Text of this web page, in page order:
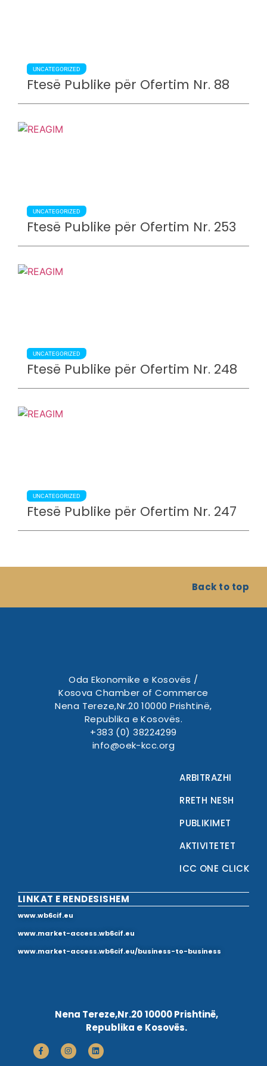
UNCATEGORIZED
Ftesë Publike për Ofertim Nr. 88
UNCATEGORIZED
Ftesë Publike për Ofertim Nr. 253
UNCATEGORIZED
Ftesë Publike për Ofertim Nr. 248
UNCATEGORIZED
Ftesë Publike për Ofertim Nr. 247
Back to top
Oda Ekonomike e Kosovës /
Kosova Chamber of Commerce
Nena Tereze,Nr.20 10000 Prishtinë,
Republika e Kosovës.
+383 (0) 38224299
info@oek-kcc.org
ARBITRAZHI
RRETH NESH
PUBLIKIMET
AKTIVITETET
ICC ONE CLICK
LINKAT E RENDESISHEM
www.wb6cif.eu
www.market-access.wb6cif.eu
www.market-access.wb6cif.eu/business-to-business
Nena Tereze,Nr.20 10000 Prishtinë,
Republika e Kosovës.